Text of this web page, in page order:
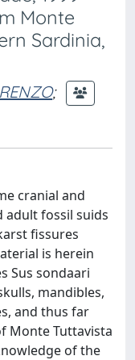
Monte
Sardinia,
;
cranial and
adult fossil suids
fissures
is herein
Sus sondaari
mandibles,
and thus far
Monte Tuttavista
of the